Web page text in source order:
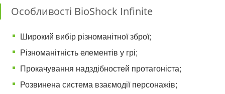
Особливості BioShock Infinite
Широкий вибір різноманітної зброї;
Різноманітність елементів у грі;
Прокачування надздібностей протагоніста;
Розвинена система взаємодії персонажів;